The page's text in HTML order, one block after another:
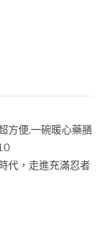
方便,一碗暖心藥膳
代，走進充滿忍者